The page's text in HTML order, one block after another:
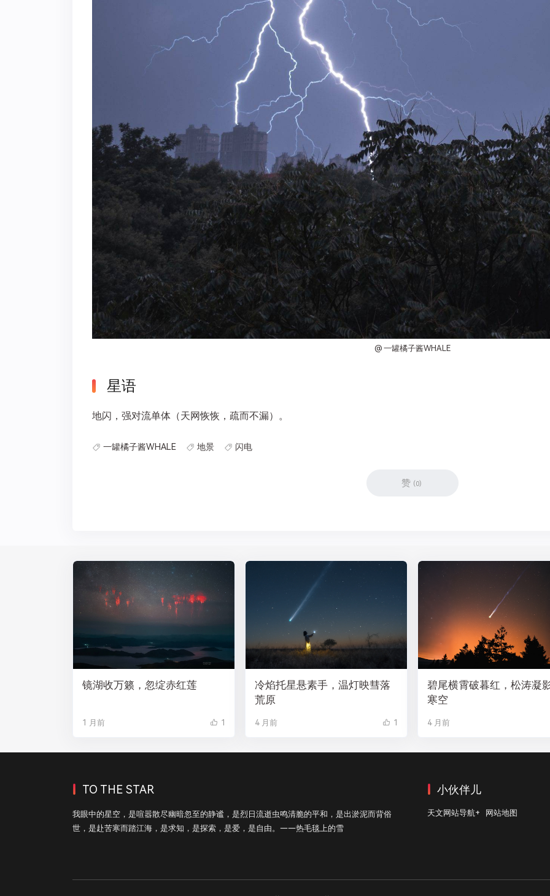
@ 一罐橘子酱WHALE
星语
地闪，强对流单体（​天网恢恢，疏而不漏）。
一罐橘子酱WHALE 地景 闪电
赞 (0)
镜湖收万籁，忽绽赤红莲
1 月前 1
冷焰托星悬素手，温灯映彗落
荒原
4 月前 1
碧尾横霄破暮红，松涛凝
寒空
4 月前
TO THE STAR
我眼中的星空，是喧嚣散尽幽暗忽至的静谧，是烈日流逝虫鸣清脆的平和，是出淤泥而背俗
世，是赴苦寒而踏江海，是求知，是探索，是爱，是自由。——热毛毯上的雪
小伙伴儿
天文网站导航+ 网站地图